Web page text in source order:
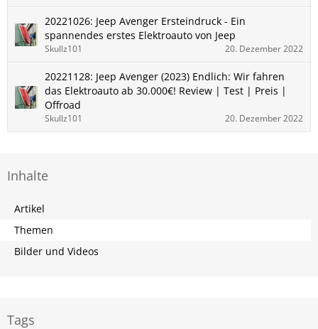
20221026: Jeep Avenger Ersteindruck - Ein
spannendes erstes Elektroauto von Jeep
Skullz101 20. Dezember 2022
20221128: Jeep Avenger (2023) Endlich: Wir fahren
das Elektroauto ab 30.000€! Review | Test | Preis |
Offroad
Skullz101 20. Dezember 2022
Inhalte
Artikel
Themen
Bilder und Videos
Tags